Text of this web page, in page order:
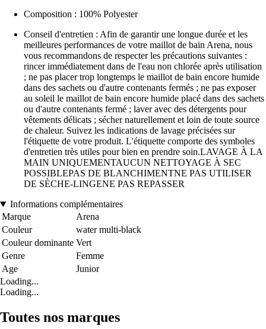
Composition : 100% Polyester
Conseil d'entretien : Afin de garantir une longue durée et les
meilleures performances de votre maillot de bain Arena, nous
vous recommandons de respecter les précautions suivantes :
rincer immédiatement dans de l'eau non chlorée après utilisation
; ne pas placer trop longtemps le maillot de bain encore humide
dans des sachets ou d'autre contenants fermés ; ne pas exposer
au soleil le maillot de bain encore humide placé dans des sachets
ou d'autre contenants fermé ; laver avec des détergents pour
vêtements délicats ; sécher naturellement et loin de toute source
de chaleur. Suivez les indications de lavage précisées sur
l'étiquette de votre produit. L'étiquette comporte des symboles
d'entretien très utiles pour bien en prendre soin.LAVAGE À LA
MAIN UNIQUEMENTAUCUN NETTOYAGE À SEC
POSSIBLEPAS DE BLANCHIMENTNE PAS UTILISER
DE SÈCHE-LINGENE PAS REPASSER
Informations complémentaires
Marque
Arena
Couleur
water multi-black
Couleur dominante Vert
Genre
Femme
Age
Junior
Loading...
Loading...
Toutes nos marques